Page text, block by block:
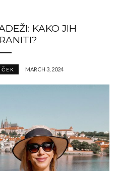
KAKO JIH
MARCH 3, 2024